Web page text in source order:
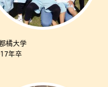
橘大学
年卒